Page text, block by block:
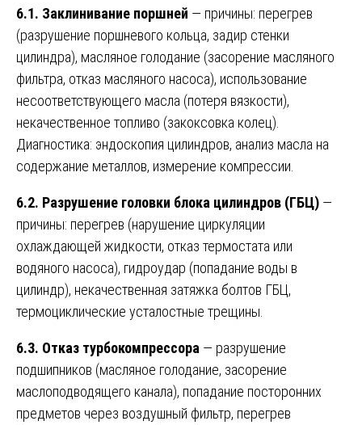
6.1. Заклинивание поршней — причины: перегрев
(разрушение поршневого кольца, задир стенки
цилиндра), масляное голодание (засорение масляного
фильтра, отказ масляного насоса), использование
несоответствующего масла (потеря вязкости),
некачественное топливо (закоксовка колец).
Диагностика: эндоскопия цилиндров, анализ масла на
содержание металлов, измерение компрессии.
6.2. Разрушение головки блока цилиндров (ГБЦ) —
причины: перегрев (нарушение циркуляции
охлаждающей жидкости, отказ термостата или
водяного насоса), гидроудар (попадание воды в
цилиндр), некачественная затяжка болтов ГБЦ,
термоциклические усталостные трещины.
6.3. Отказ турбокомпрессора — разрушение
подшипников (масляное голодание, засорение
маслоподводящего канала), попадание посторонних
предметов через воздушный фильтр, перегрев